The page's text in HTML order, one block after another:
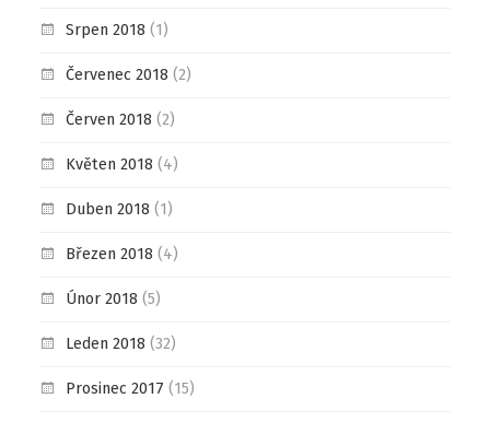
Srpen 2018 (1)
Červenec 2018 (2)
Červen 2018 (2)
Květen 2018 (4)
Duben 2018 (1)
Březen 2018 (4)
Únor 2018 (5)
Leden 2018 (32)
Prosinec 2017 (15)